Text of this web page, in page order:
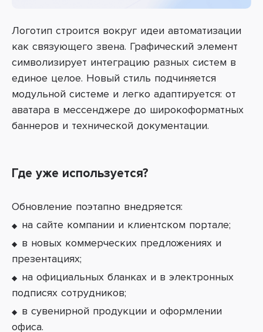
Логотип строится вокруг идеи автоматизации
как связующего звена. Графический элемент
символизирует интеграцию разных систем в
единое целое. Новый стиль подчиняется
модульной системе и легко адаптируется: от
аватара в мессенджере до широкоформатных
баннеров и технической документации.
Где уже используется?
Обновление поэтапно внедряется:
на сайте компании и клиентском портале;
в новых коммерческих предложениях и
презентациях;
на официальных бланках и в электронных
подписях сотрудников;
в сувенирной продукции и оформлении
офиса.